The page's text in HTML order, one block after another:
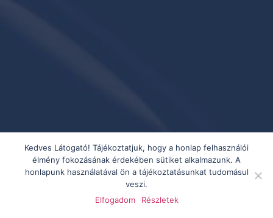
Kedves Látogató! Tájékoztatjuk, hogy a honlap felhasználói
élmény fokozásának érdekében sütiket alkalmazunk. A
honlapunk használatával ön a tájékoztatásunkat tudomásul
veszi.
Elfogadom
Részletek